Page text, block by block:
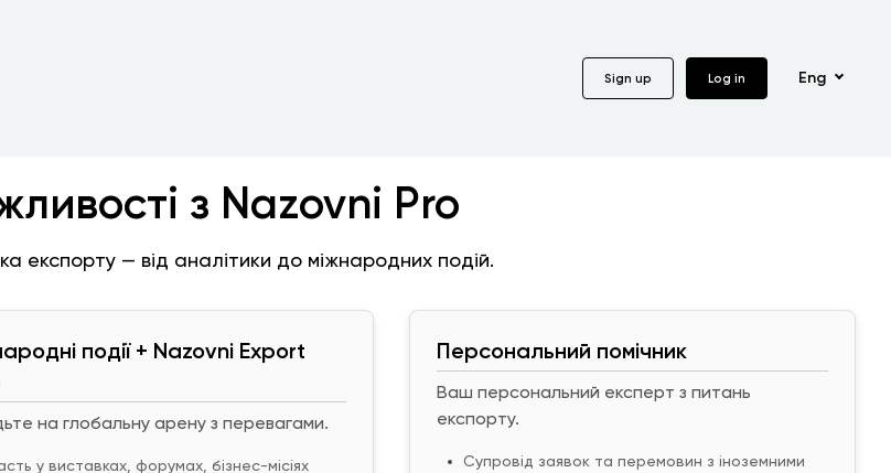
Sign up Log in Eng
з Nazovni Pro
експорту — від аналітики до міжнародних подій.
події + Nazovni Export
на глобальну арену з перевагами.
у виставках, форумах, бізнес-місіях
Персональний помічник
Ваш персональний експерт з питань
експорту.
Супровід заявок та перемовин з іноземними